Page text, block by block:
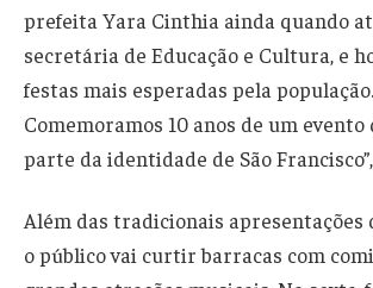
prefeita Yara Cinthia ainda quando
secretária de Educação e Cultura, e
festas mais esperadas pela população.
Comemoramos 10 anos de um evento
parte da identidade de São
Além das tradicionais apresentações
o público vai curtir barracas com